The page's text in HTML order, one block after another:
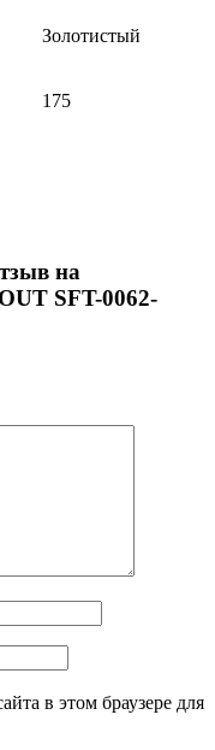
Золотистый
175
на
SFT-0062-
в этом браузере для